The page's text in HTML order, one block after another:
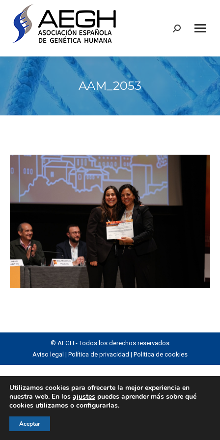
Buscar:
AAM_2053
© AEGH - Todos los derechos reservados
Aviso legal | Política de privacidad | Politica de cookies
Utilizamos cookies para ofrecerte la mejor experiencia en
nuestra web. En los ajustes puedes aprender más sobre qué
cookies utilizamos o configurarlas.
Aceptar